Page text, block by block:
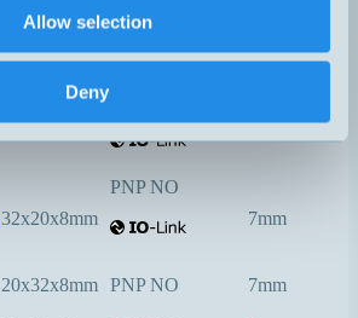
Allow selection
Deny
PNP NO
32x20x8mm
PNP NO
7mm
20x32x8mm PNP NO 7mm